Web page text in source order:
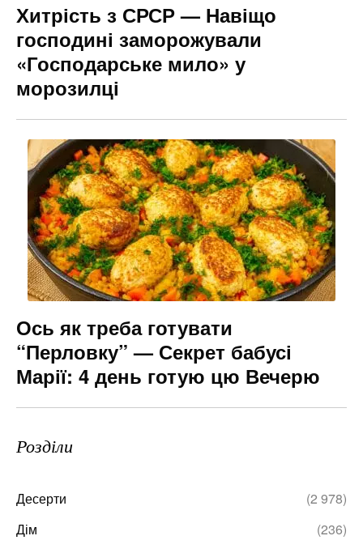
Хитрість з СРСР — Навіщо
господині заморожували
«Господарське мило» у
морозилці
Ось як треба готувати
“Перловку” — Секрет бабусі
Марії: 4 день готую цю Вечерю
Розділи
Десерти
(2 978)
Дім
(236)